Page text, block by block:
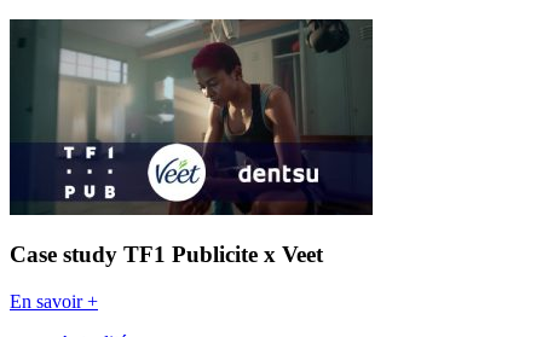
Case study TF1 Publicite x Veet
En savoir +